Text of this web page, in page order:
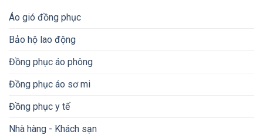
Áo gió đồng phục
Bảo hộ lao động
Đồng phục áo phông
Đồng phục áo sơ mi
Đồng phục y tế
Nhà hàng - Khách sạn